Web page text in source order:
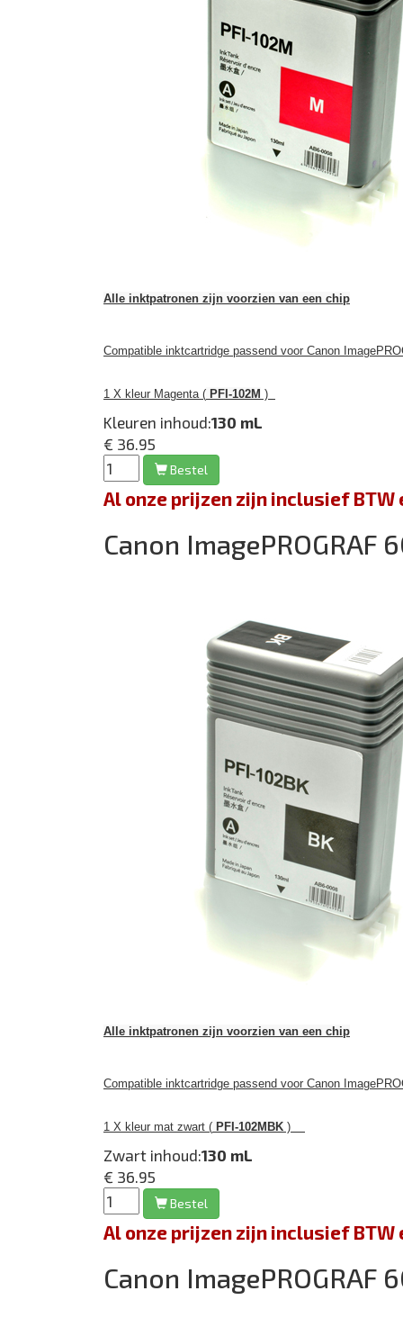
Alle inktpatronen zijn voorzien van een chip
Compatible inktcartridge passend voor Canon
1 X kleur Magenta ( PFI-102M )
Kleuren inhoud:130 mL
€ 36.95
Bestel
Al onze prijzen zijn inclusief
Canon ImagePROGRAF
Alle inktpatronen zijn voorzien van een chip
Compatible inktcartridge passend voor Canon
1 X kleur mat zwart ( PFI-102MBK )
Zwart inhoud:130 mL
€ 36.95
Bestel
Al onze prijzen zijn inclusief
Canon ImagePROGRAF